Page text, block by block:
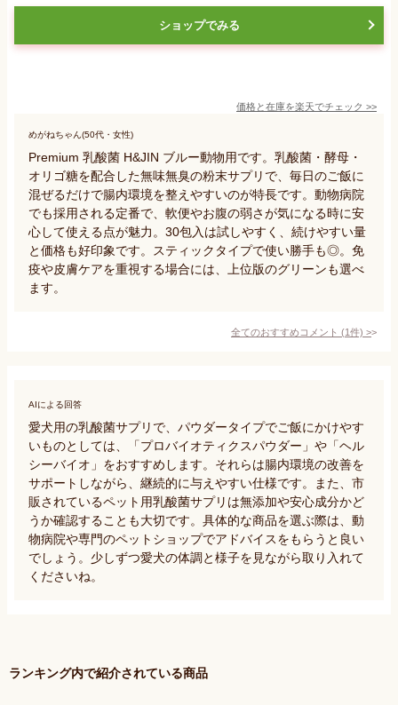
ショップでみる
価格と在庫を楽天でチェック >>
めがねちゃん(50代・女性)
Premium 乳酸菌 H&JIN ブルー動物用です。乳酸菌・酵母・
オリゴ糖を配合した無味無臭の粉末サプリで、毎日のご飯に
混ぜるだけで腸内環境を整えやすいのが特長です。動物病院
でも採用される定番で、軟便やお腹の弱さが気になる時に安
心して使える点が魅力。30包入は試しやすく、続けやすい量
と価格も好印象です。スティックタイプで使い勝手も◎。免
疫や皮膚ケアを重視する場合には、上位版のグリーンも選べ
ます。
全てのおすすめコメント (1件) >
AIによる回答
愛犬用の乳酸菌サプリで、パウダータイプでご飯にかけやす
いものとしては、「プロバイオティクスパウダー」や「ヘル
シーバイオ」をおすすめします。それらは腸内環境の改善を
サポートしながら、継続的に与えやすい仕様です。また、市
販されているペット用乳酸菌サプリは無添加や安心成分かど
うか確認することも大切です。具体的な商品を選ぶ際は、動
物病院や専門のペットショップでアドバイスをもらうと良い
でしょう。少しずつ愛犬の体調と様子を見ながら取り入れて
くださいね。
ランキング内で紹介されている商品